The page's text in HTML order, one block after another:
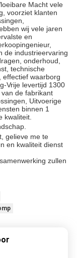
Macht vele
voorziet klanten
wij vele jaren
en
de industrieervaring
onderhoud,
technische
effectief waarborg
Vrije levertijd 1300
de fabrikant
Uitvoerige
binnen 1
kwaliteit.
gelieve me te
en kwaliteit dienst
zullen